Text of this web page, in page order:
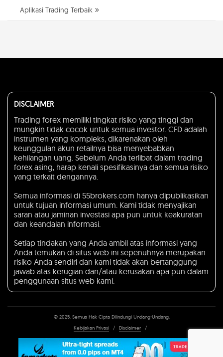
Aplikasi Trading Terbaik
DISCLAIMER
Trading forex memiliki tingkat risiko yang tinggi dan
mungkin tidak cocok untuk semua investor. CFD adalah
instrumen yang kompleks, dikarenakan oleh
keunggulan akun retailnya bisa menyebabkan
kehilangan uang. Sebelum Anda terlibat dalam trading
forex asing, harap kenali spesifikasinya dan semua risiko
yang terkait dengannya.
Semua informasi di 55brokers.com hanya dipublikasikan
untuk tujuan informasi umum. Kami tidak menyajikan
saran atau jaminan investasi apa pun untuk keakuratan
dan keandalan informasi.
Setiap tindakan yang Anda ambil atas informasi yang
Anda temukan di situs web ini sepenuhnya merupakan
risiko Anda sendiri dan kami tidak akan bertanggung
jawab atas kerugian dan/atau kerusakan apa pun dalam
penggunaan situs web kami.
© 2025. Semua Hak Cipta Dilindungi Undang-Undang.
Kebijakan Privasi
/ Disclaimer /